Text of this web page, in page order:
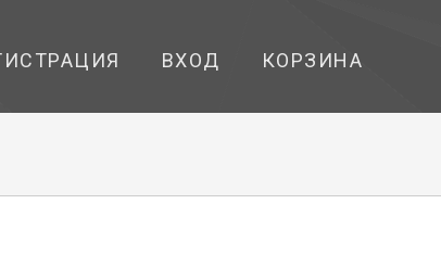
ВХОД КОРЗИНА